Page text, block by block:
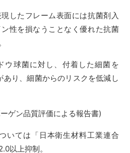
したフレーム表面には抗菌剤入
性を損なうことなく優れた抗菌
ウ球菌に対し、付着した細菌を
り、細菌からのリスクを低減し
ゲン品質評価による報告書)
いては「日本衛生材料工業連合
以上抑制。